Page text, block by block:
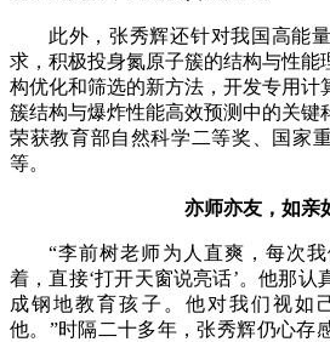
此外，张秀辉还针对我国高能
求，积极投身氮原子簇的结构与性能
构优化和筛选的新方法，开发专用计
簇结构与爆炸性能高效预测中的关键
荣获教育部自然科学二等奖、国家
等。
亦师亦友，如亲
“李前树老师为人直爽，每次
着，直接‘打开天窗说亮话’。他那认
成钢地教育孩子。他对我们视如
他。”时隔二十多年，张秀辉仍心存